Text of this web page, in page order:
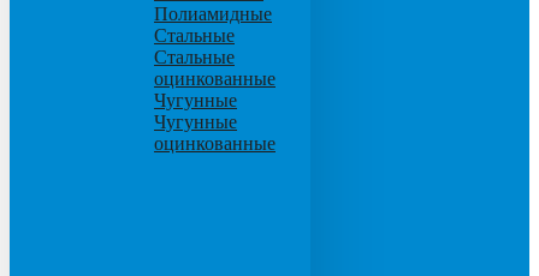
Полиамидные
Стальные
Стальные
оцинкованные
Чугунные
Чугунные
оцинкованные